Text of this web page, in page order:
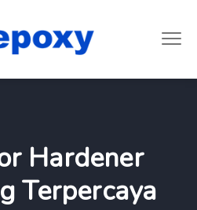
Hardener
Terpercaya